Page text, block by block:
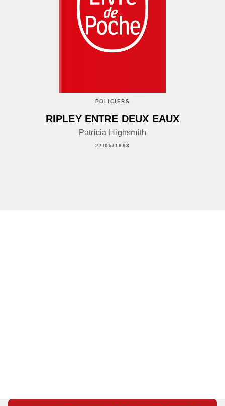
POLICIERS
RIPLEY ENTRE DEUX EAUX
Patricia Highsmith
27/05/1993